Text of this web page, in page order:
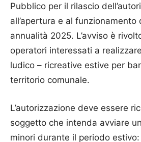
Pubblico per il rilascio
all’apertura e al funzionamento
annualità 2025. L’avviso è
operatori interessati a
ludico – ricreative estive per
territorio comunale.
L’autorizzazione deve essere
soggetto che intenda avviare
minori durante il periodo